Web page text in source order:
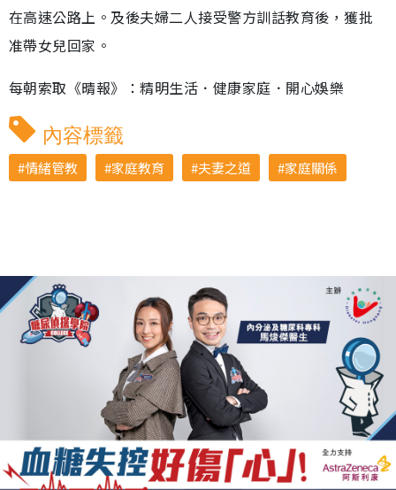
在高速公路上。及後夫婦二人接受警方訓話教育後，獲批
准帶女兒回家。
每朝索取《晴報》：精明生活．健康家庭．開心娛樂
內容標籤
情緒管教 家庭教育 夫妻之道 家庭關係